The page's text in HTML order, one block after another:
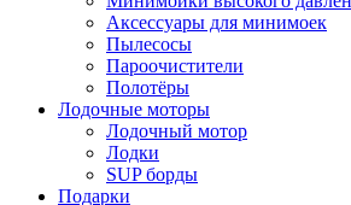
Аксессуары для минимоек
Пылесосы
Пароочистители
Полотёры
Лодочные моторы
Лодочный мотор
Лодки
SUP борды
Подарки